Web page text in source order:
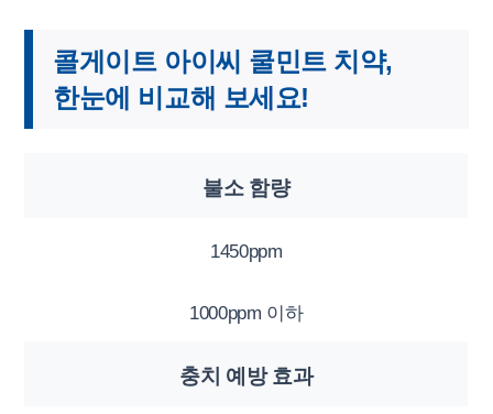
콜게이트 아이씨 쿨민트 치약,
한눈에 비교해 보세요!
불소 함량
1450ppm
1000ppm 이하
충치 예방 효과